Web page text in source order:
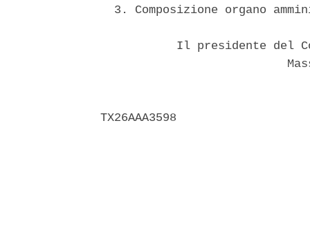
3. Composizione organo
Il presidente del